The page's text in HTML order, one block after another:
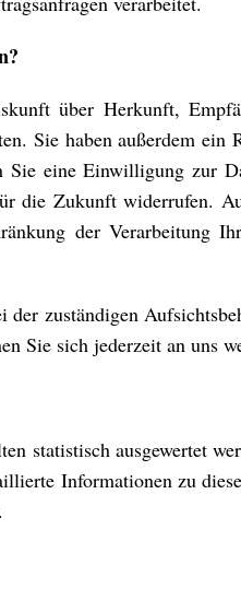
über Herkunft,
Sie haben außerdem
eine Einwilligung zur
die Zukunft widerrufen.
der Verarbeitung
der zuständigen
Sie sich jederzeit an uns
statistisch ausgewertet
Informationen zu